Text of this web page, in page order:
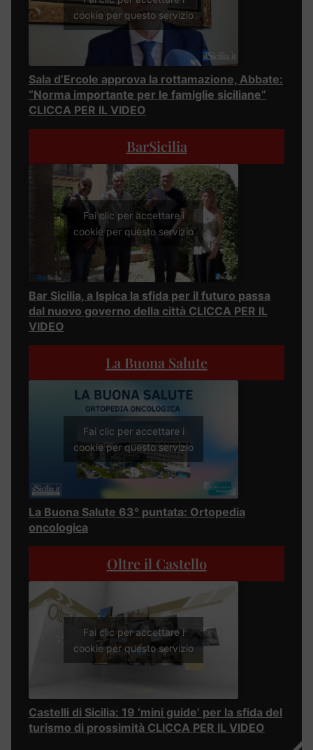
cookie per questo servizio
Sala d’Ercole approva la rottamazione, Abbate:
“Norma importante per le famiglie siciliane”
CLICCA PER IL VIDEO
BarSicilia
Fai clic per accettare i
cookie per questo servizio
Bar Sicilia, a Ispica la sfida per il futuro passa
dal nuovo governo della città CLICCA PER IL
VIDEO
La Buona Salute
Fai clic per accettare i
cookie per questo servizio
La Buona Salute 63° puntata: Ortopedia
oncologica
Oltre il Castello
Fai clic per accettare i
cookie per questo servizio
Castelli di Sicilia: 19 ‘mini guide’ per la sfida del
turismo di prossimità CLICCA PER IL VIDEO